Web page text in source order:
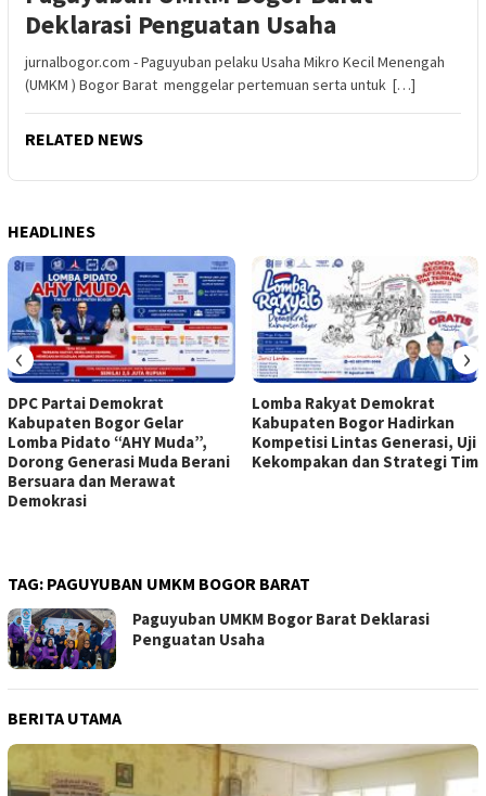
Deklarasi Penguatan Usaha
jurnalbogor.com - Paguyuban pelaku Usaha Mikro Kecil Menengah
(UMKM ) Bogor Barat menggelar pertemuan serta untuk […]
RELATED NEWS
HEADLINES
DPC Partai Demokrat
Kabupaten Bogor Gelar
Lomba Pidato “AHY Muda”,
Dorong Generasi Muda Berani
Bersuara dan Merawat
Demokrasi
Lomba Rakyat Demokrat
Kabupaten Bogor Hadirkan
Kompetisi Lintas Generasi, Uji
Kekompakan dan Strategi Tim
‹ ›
TAG: PAGUYUBAN UMKM BOGOR BARAT
Paguyuban UMKM Bogor Barat Deklarasi
Penguatan Usaha
BERITA UTAMA